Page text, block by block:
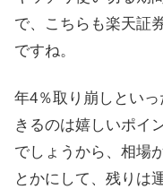
で、こちらも楽天証
ですね。
年4％取り崩しとい
きるのは嬉しいポイ
でしょうから、相場
とかにして、残りは